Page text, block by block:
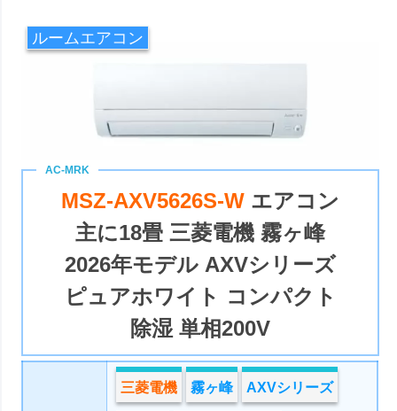
ルームエアコン
MSZ-AXV5626S-W エアコン
主に18畳 三菱電機 霧ヶ峰
2026年モデル AXVシリーズ
ピュアホワイト コンパクト
除湿 単相200V
三菱電機 霧ヶ峰 AXVシリーズ